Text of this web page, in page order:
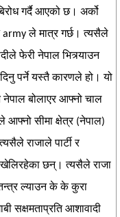
गर्दै आएको छ। अर्को
ले मात्र गर्छ। त्यसैले
फेरी नेपाल भित्र्याउन
पर्ने यस्तै कारणले हो। यो
बोलाएर आफ्नो चाल
सीमा क्षेत्र (नेपाल)
राजाले पार्टी र
खेलिरहेका छन्। त्यसैले राजा
ल्याउन के के कुरा
सक्षमताप्रति आशावादी